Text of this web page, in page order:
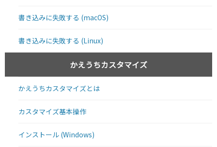
書き込みに失敗する (macOS)
書き込みに失敗する (Linux)
かえうちカスタマイズ
かえうちカスタマイズとは
カスタマイズ基本操作
インストール (Windows)